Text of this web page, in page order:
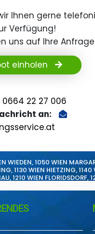
Ihnen gerne
Verfügung!
uns auf Ihre
einholen
0664 22 27 006
an:
WIEDEN,1050 WIEN
,1130 WIEN HIETZING,1140
,1210 WIEN FLORIDSDORF,